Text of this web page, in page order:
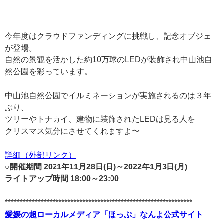
今年度はクラウドファンディングに挑戦し、記念オブジェ
が登場。
自然の景観を活かした約10万球のLEDが装飾され中山池自
然公園を彩っています。
中山池自然公園でイルミネーションが実施されるのは３年
ぶり、
ツリーやトナカイ、建物に装飾されたLEDは見る人を
クリスマス気分にさせてくれますよ〜
詳細（外部リンク）
○開催期間 2021年11月28日(日)～2022年1月3日(月)
ライトアップ時間 18:00～23:00
***************************************************************
愛媛の超ローカルメディア「ほっぷ」なんよ公式サイト